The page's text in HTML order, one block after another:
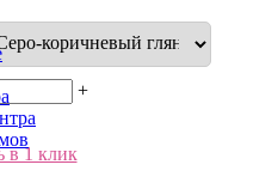
+
в 1 клик